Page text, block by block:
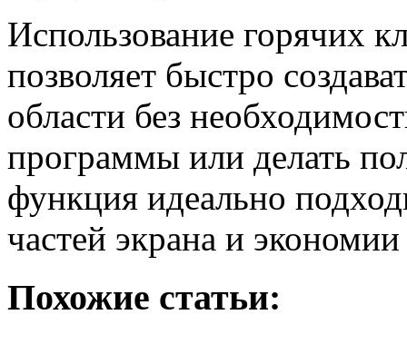
Использование горячих
позволяет быстро
области без
программы или делать
функция идеально
частей экрана и
Похожие статьи: